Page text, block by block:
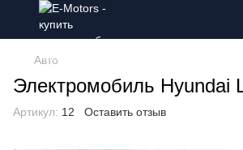
Авто
Электромобиль Hyundai
Артикул: 12 Оставить отзыв